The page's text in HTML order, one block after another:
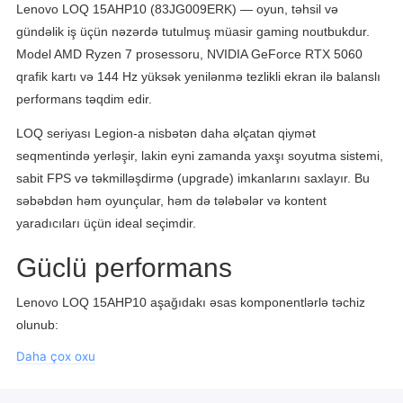
Lenovo LOQ 15AHP10 (83JG009ERK) — oyun, təhsil və
gündəlik iş üçün nəzərdə tutulmuş müasir gaming noutbukdur.
Model AMD Ryzen 7 prosessoru, NVIDIA GeForce RTX 5060
qrafik kartı və 144 Hz yüksək yenilənmə tezlikli ekran ilə balanslı
performans təqdim edir.
LOQ seriyası Legion-a nisbətən daha əlçatan qiymət
seqmentində yerləşir, lakin eyni zamanda yaxşı soyutma sistemi,
sabit FPS və təkmilləşdirmə (upgrade) imkanlarını saxlayır. Bu
səbəbdən həm oyunçular, həm də tələbələr və kontent
yaradıcıları üçün ideal seçimdir.
Güclü performans
Lenovo LOQ 15AHP10 aşağıdakı əsas komponentlərlə təchiz
olunub:
Prosessor:
Daha çox oxu